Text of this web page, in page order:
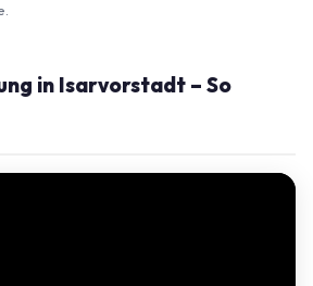
in Isarvorstadt – So